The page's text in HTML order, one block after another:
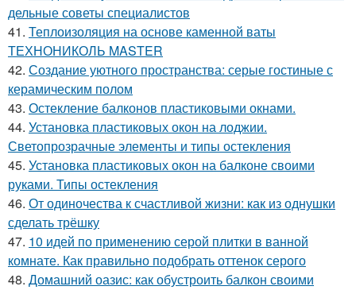
дельные советы специалистов
41. Теплоизоляция на основе каменной ваты
ТЕХНОНИКОЛЬ MASTER
42. Создание уютного пространства: серые гостиные с
керамическим полом
43. Остекление балконов пластиковыми окнами.
44. Установка пластиковых окон на лоджии.
Светопрозрачные элементы и типы остекления
45. Установка пластиковых окон на балконе своими
руками. Типы остекления
46. От одиночества к счастливой жизни: как из однушки
сделать трёшку
47. 10 идей по применению серой плитки в ванной
комнате. Как правильно подобрать оттенок серого
48. Домашний оазис: как обустроить балкон своими